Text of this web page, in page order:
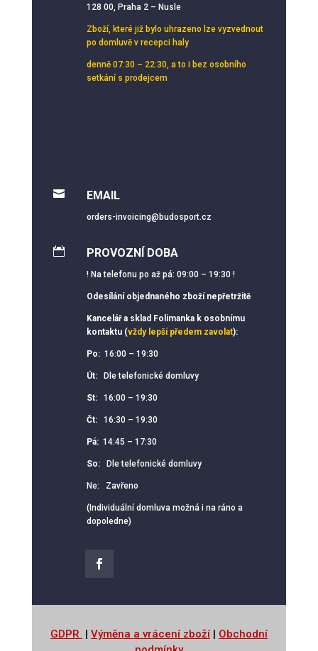
128 00, Praha 2 – Nusle
Zboží, které již bylo uhrazeno lze vyzvednout
po domluvě v recepci haly
denně 07:30 – 22:30, a to i bez osobního
setkání s prodejcem
 EMAIL
orders-invoicing@budosport.cz
 PROVOZNÍ DOBA
! Na telefonu po až pá: 09:00 – 19:30 !
Odesílání objednaného zboží nepřetržitě
Kancelář a sklad Folimanka k osobnímu
kontaktu (vždy lepší předem zavolat):
Po: 16:00 – 19:30
Út:Dle telefonické domluvy
St: 16:00 – 19:30
Čt: 16:30 – 19:30
Pá:14:45 – 17:30
So: Dle telefonické domluvy
Ne: Zavřeno
(Individuální domluva možná i na ráno a
dopoledne)
GDPR | Výměna a vrácení zboží| Obchodní